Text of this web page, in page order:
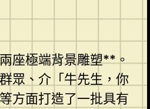
座極端背景雕塑**。
眾、介「牛先生，你
方面打造了一批具有